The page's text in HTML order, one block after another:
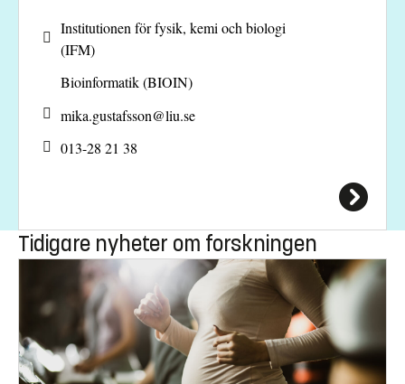
Institutionen för fysik, kemi och biologi
(IFM)
Bioinformatik (BIOIN)
mika.gustafsson@liu.se
013-28 21 38
Tidigare nyheter om forskningen